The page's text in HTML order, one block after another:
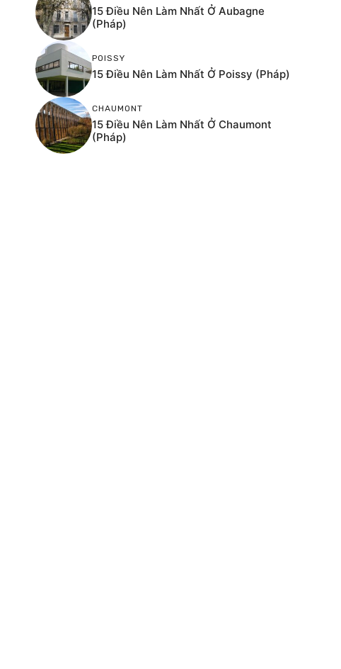
15 Điều Nên Làm Nhất Ở Aubagne
(Pháp)
POISSY
15 Điều Nên Làm Nhất Ở Poissy (Pháp)
CHAUMONT
15 Điều Nên Làm Nhất Ở Chaumont
(Pháp)